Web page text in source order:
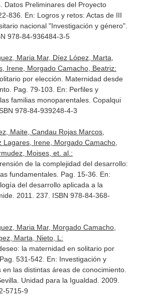
Datos Preliminares del Proyecto
836. En: Logros y retos: Actas de III
nacional "Investigación y género".
978-84-936484-3-5
Maria Mar, Díez López, Marta,
Irene, Morgado Camacho, Beatriz:
por elección. Maternidad desde
Pag. 79-103. En: Perfiles y
familias monoparentales. Copalqui
978-84-939248-4-3
Maite, Candau Rojas Marcos,
Lagares, Irene, Morgado Camacho,
Moises, et. al.:
de la complejidad del desarrollo:
fundamentales. Pag. 15-36. En:
del desarrollo aplicada a la
2011. 237. ISBN 978-84-368-
Maria Mar, Morgado Camacho,
Marta, Nieto, L:
la maternidad en solitario por
531-542. En: Investigación y
en las distintas áreas de conocimiento.
Unidad para la Igualdad. 2009.
5715-9